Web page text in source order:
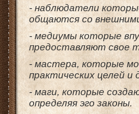
- наблюдатели
общаются со
- медиумы которые
предоставляют свое
- мастера, которые
практических целей и
- маги, которые
определяя эго законы.